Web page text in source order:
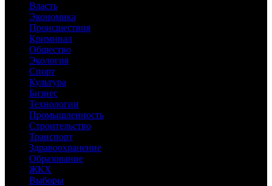
Власть
Экономика
Происшествия
Криминал
Общество
Экология
Спорт
Культура
Бизнес
Технологии
Промышленность
Строительство
Транспорт
Здравоохранение
Образование
ЖКХ
Выборы